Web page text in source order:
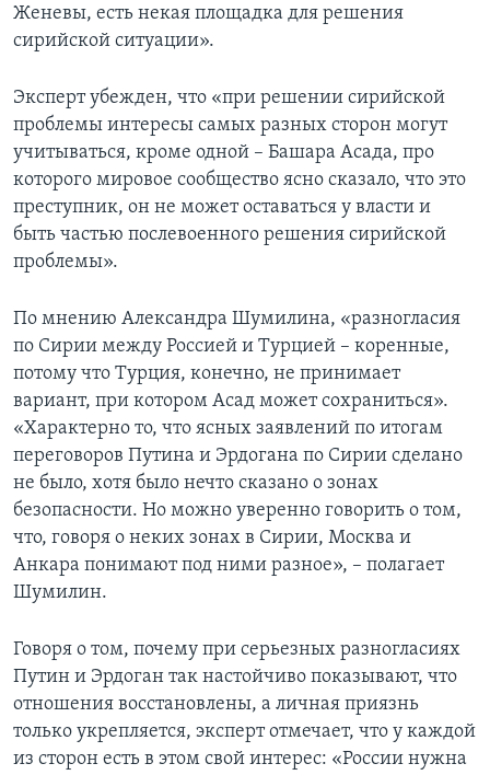
Женевы, есть некая площадка для решения
сирийской ситуации».
Эксперт убежден, что «при решении сирийской
проблемы интересы самых разных сторон могут
учитываться, кроме одной – Башара Асада, про
которого мировое сообщество ясно сказало, что это
преступник, он не может оставаться у власти и
быть частью послевоенного решения сирийской
проблемы».
По мнению Александра Шумилина, «разногласия
по Сирии между Россией и Турцией – коренные,
потому что Турция, конечно, не принимает
вариант, при котором Асад может сохраниться».
«Характерно то, что ясных заявлений по итогам
переговоров Путина и Эрдогана по Сирии сделано
не было, хотя было нечто сказано о зонах
безопасности. Но можно уверенно говорить о том,
что, говоря о неких зонах в Сирии, Москва и
Анкара понимают под ними разное», – полагает
Шумилин.
Говоря о том, почему при серьезных разногласиях
Путин и Эрдоган так настойчиво показывают, что
отношения восстановлены, а личная приязнь
только укрепляется, эксперт отмечает, что у каждой
из сторон есть в этом свой интерес: «России нужна